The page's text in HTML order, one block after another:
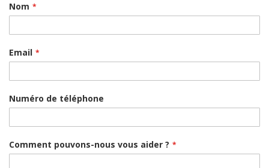
Nom
Email
Numéro de téléphone
Comment pouvons-nous vous aider ?